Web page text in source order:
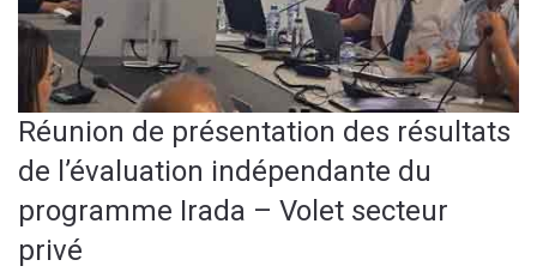
Réunion de présentation des résultats
de l’évaluation indépendante du
programme Irada – Volet secteur
privé